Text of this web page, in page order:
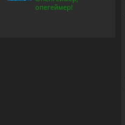
опегеймер!